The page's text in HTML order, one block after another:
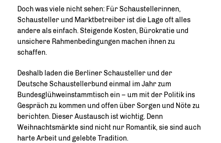
Doch was viele nicht sehen: Für Schaustellerinnen,
Schausteller und Marktbetreiber ist die Lage oft alles
andere als einfach. Steigende Kosten, Bürokratie und
unsichere Rahmenbedingungen machen ihnen zu
schaffen.
Deshalb laden die Berliner Schausteller und der
Deutsche Schaustellerbund einmal im Jahr zum
Bundesglühweinstammtisch ein – um mit der Politik ins
Gespräch zu kommen und offen über Sorgen und Nöte zu
berichten. Dieser Austausch ist wichtig. Denn
Weihnachtsmärkte sind nicht nur Romantik, sie sind auch
harte Arbeit und gelebte Tradition.